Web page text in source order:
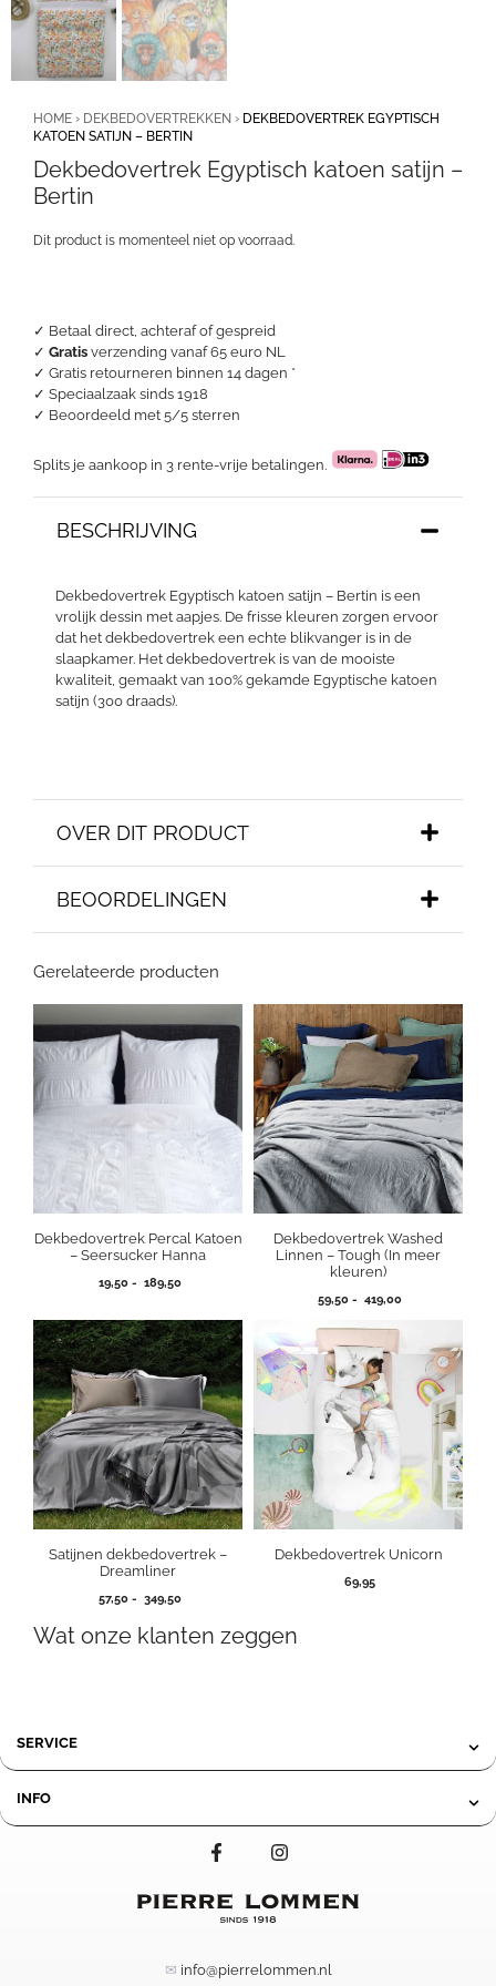
✓ Betaal direct, achteraf of gespreid
✓ Gratis verzending vanaf 65 euro NL
✓ Gratis retourneren binnen 14 dagen *
✓ Speciaalzaak sinds 1918
✓ Beoordeeld met 5/5 sterren
Splits je aankoop in 3 rente-vrije betalingen.
HOME › DEKBEDOVERTREKKEN › DEKBEDOVERTREK EGYPTISCH
KATOEN SATIJN – BERTIN
Dekbedovertrek Egyptisch katoen satijn –
Bertin
BESCHRIJVING
Dekbedovertrek Egyptisch katoen satijn – Bertin is een
vrolijk dessin met aapjes. De frisse kleuren zorgen ervoor
dat het dekbedovertrek een echte blikvanger is in de
slaapkamer. Het dekbedovertrek is van de mooiste
kwaliteit, gemaakt van 100% gekamde Egyptische katoen
satijn (300 draads).
OVER DIT PRODUCT
BEOORDELINGEN
Dit product is momenteel niet op voorraad.
Gerelateerde producten
Dekbedovertrek Percal Katoen
– Seersucker Hanna
19,50 - 189,50Prijsklasse:
tot
189,50
Dekbedovertrek Washed
Linnen – Tough (In meer
kleuren)
59,50 - 419,00Prijsklasse:
419,00
Satijnen dekbedovertrek –
Dreamliner
57,50 - 349,50Prijsklasse:
tot
Dekbedovertrek Unicorn
69,95
Wat onze klanten zeggen
SERVICE
INFO
✉ info@pierrelommen.nl